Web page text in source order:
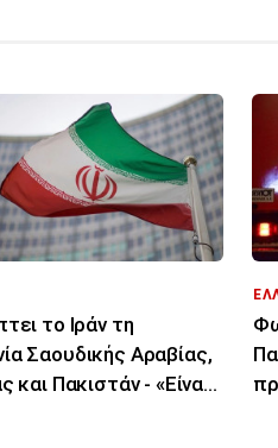
το Ιράν τη
Σαουδικής Αραβίας,
και Πακιστάν - «Είναι